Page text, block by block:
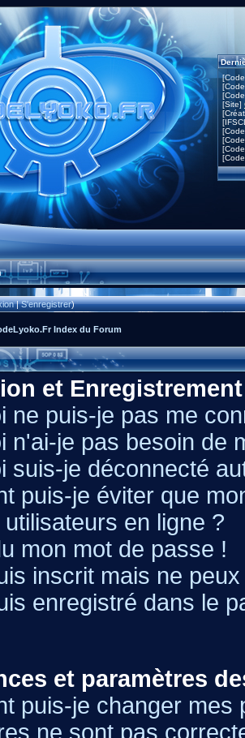
[Site]
|S'enregistrer)
Index du Forum
et Enregistrement
ne puis-je pas me
n'ai-je pas besoin de
suis-je déconnecté
puis-je éviter que
en ligne ?
mon mot de passe !
inscrit mais ne
enregistré dans le
et paramètres
puis-je changer mes
ne sont pas